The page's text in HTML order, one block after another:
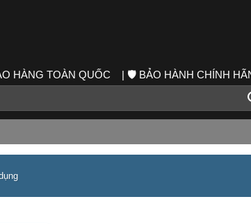
HÀNG TOÀN QUỐC | 🛡️ BẢO HÀNH CHÍNH